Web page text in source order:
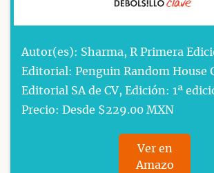
Autor(es): Sharma, R Primera
Editorial: Penguin Random House
Editorial SA de CV, Edición: 1ª
Precio: Desde $229.00 MXN
Ver en
Amazo